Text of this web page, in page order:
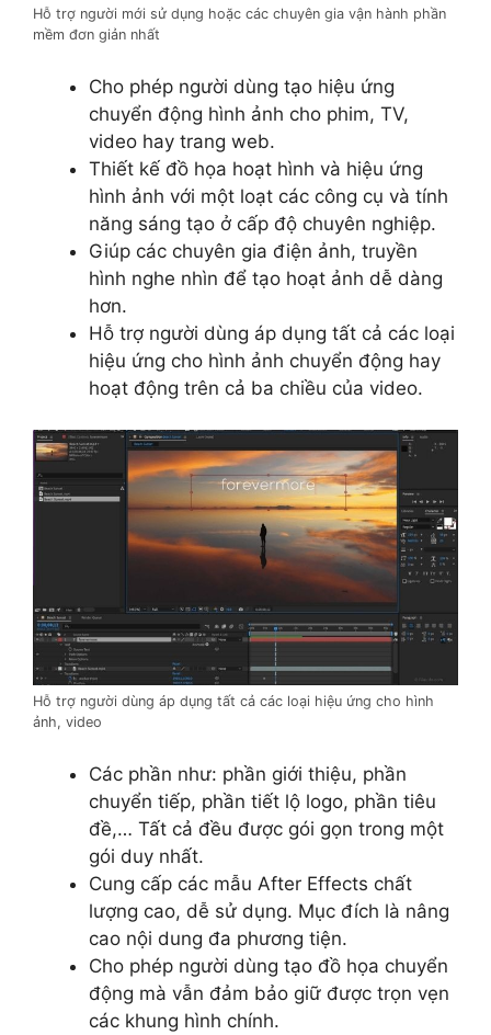
Hỗ trợ người mới sử dụng hoặc các chuyên gia vận hành phần
mềm đơn giản nhất
Cho phép người dùng tạo hiệu ứng
chuyển động hình ảnh cho phim, TV,
video hay trang web.
Thiết kế đồ họa hoạt hình và hiệu ứng
hình ảnh với một loạt các công cụ và tính
năng sáng tạo ở cấp độ chuyên nghiệp.
Giúp các chuyên gia điện ảnh, truyền
hình nghe nhìn để tạo hoạt ảnh dễ dàng
hơn.
Hỗ trợ người dùng áp dụng tất cả các loại
hiệu ứng cho hình ảnh chuyển động hay
hoạt động trên cả ba chiều của video.
Hỗ trợ người dùng áp dụng tất cả các loại hiệu ứng cho hình
ảnh, video
Các phần như: phần giới thiệu, phần
chuyển tiếp, phần tiết lộ logo, phần tiêu
đề,… Tất cả đều được gói gọn trong một
gói duy nhất.
Cung cấp các mẫu After Effects chất
lượng cao, dễ sử dụng. Mục đích là nâng
cao nội dung đa phương tiện.
Cho phép người dùng tạo đồ họa chuyển
động mà vẫn đảm bảo giữ được trọn vẹn
các khung hình chính.